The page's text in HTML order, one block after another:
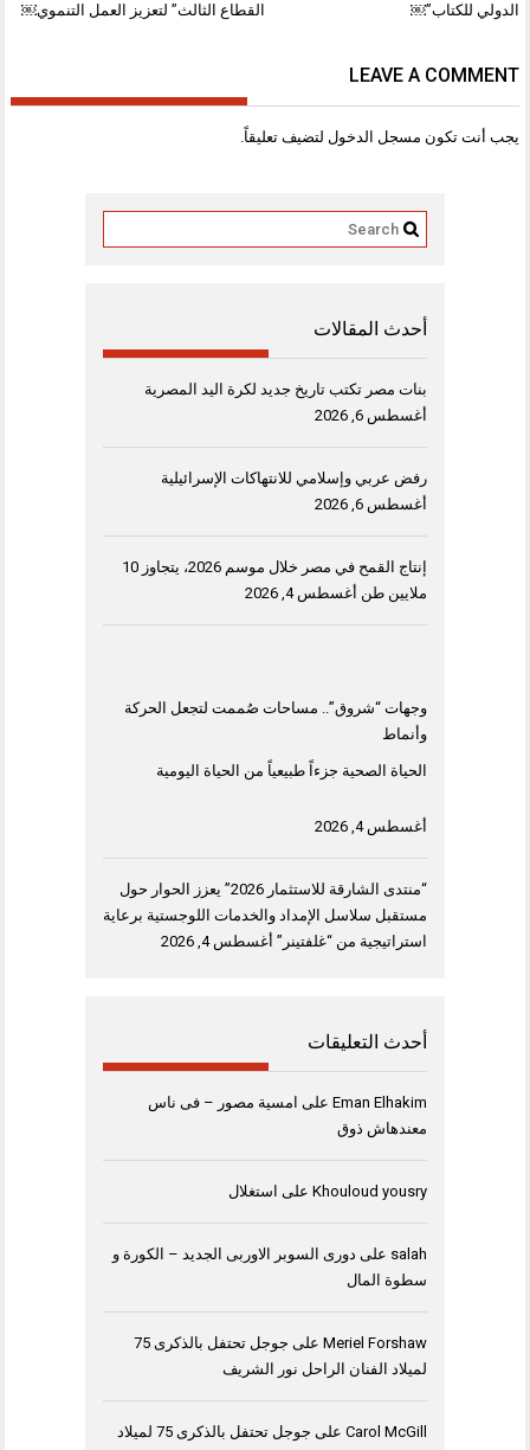
القطاع الثالث” لتعزيز العمل التنموي￼
الدولي للكتاب”￼
LEAVE A COMMENT
يجب أنت تكون مسجل الدخول لتضيف تعليقاً.
أحدث المقالات
بنات مصر تكتب تاريخ جديد لكرة اليد المصرية
أغسطس 6, 2026
رفض عربي وإسلامي للانتهاكات الإسرائيلية
أغسطس 6, 2026
إنتاج القمح في مصر خلال موسم 2026، يتجاوز 10
ملايين طن أغسطس 4, 2026
وجهات “شروق”.. مساحات صُممت لتجعل الحركة
وأنماط
الحياة الصحية جزءاً طبيعياً من الحياة اليومية
أغسطس 4, 2026
“منتدى الشارقة للاستثمار 2026” يعزز الحوار حول
مستقبل سلاسل الإمداد والخدمات اللوجستية برعاية
استراتيجية من “غلفتينر” أغسطس 4, 2026
أحدث التعليقات
Eman Elhakim على امسية مصور – فى ناس
معندهاش ذوق
Khouloud yousry على استغلال
salah على دورى السوبر الاوربى الجديد – الكورة و
سطوة المال
Meriel Forshaw على
جوجل تحتفل بالذكرى 75
لميلاد الفنان الراحل نور الشريف
Carol McGill على
جوجل تحتفل بالذكرى 75 لميلاد